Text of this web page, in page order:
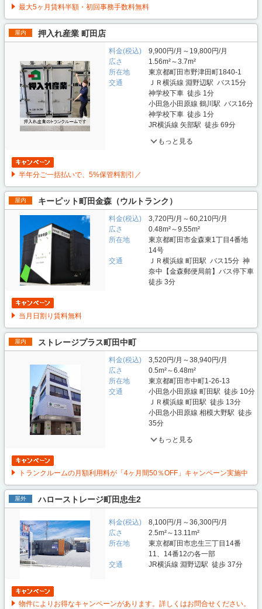
最大5ヶ月賃料半額・初回事務手数料無料
屋内 押入れ産業 町田店
料金(税込)
9,900円/月～19,800円/月
広さ
1.56m²～3.7m²
所在地
東京都町田市野津田町1840-1
交通
ＪＲ横浜線 淵野辺駅 バス15分
神学校下車 徒歩 1分
小田急小田原線 鶴川駅 バス16分
神学校下車 徒歩 1分
JR横浜線 矢部駅 徒歩 69分
もっと見る
半年分ご一括払いで、5%保管料割引／
屋内 キーピット町田金森（ウルトランク）
料金(税込)
3,720円/月～60,210円/月
広さ
0.48m²～9.55m²
所在地
東京都町田市金森東1丁目4番地
14号
交通
ＪＲ横浜線 町田駅 バス15分 神
奈中【金森郵便局前】バス停下車
徒歩 3分
当月日割り賃料無料
屋内 ストレージプラス町田中町
料金(税込)
3,520円/月～38,940円/月
広さ
0.5m²～6.48m²
所在地
東京都町田市中町1-26-13
交通
小田急小田原線 町田駅 徒歩 10分
ＪＲ横浜線 町田駅 徒歩 13分
小田急小田原線 相模大野駅 徒歩
35分
もっと見る
トランクルームの月額利用料が「4ヶ月間50％OFF」キャンペーン実施中
屋外 ハローストレージ町田忠生2
料金(税込)
8,100円/月～36,300円/月
広さ
2.5m²～13.11m²
所在地
東京都町田市忠生三丁目14番
11、14番12の各一部
交通
JR横浜線 淵野辺駅 徒歩 37分
物件によりお得なキャンペーンがあります。詳しくはお問合せください。